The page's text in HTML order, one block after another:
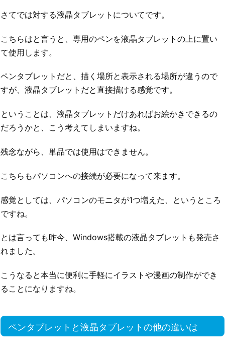
さてでは対する液晶タブレットについてです。
こちらはと言うと、専用のペンを液晶タブレットの上に置い
て使用します。
ペンタブレットだと、描く場所と表示される場所が違うので
すが、液晶タブレットだと直接描ける感覚です。
ということは、液晶タブレットだけあればお絵かきできるの
だろうかと、こう考えてしまいますね。
残念ながら、単品では使用はできません。
こちらもパソコンへの接続が必要になって来ます。
感覚としては、パソコンのモニタが1つ増えた、というところ
ですね。
とは言っても昨今、Windows搭載の液晶タブレットも発売さ
れました。
こうなると本当に便利に手軽にイラストや漫画の制作ができ
ることになりますね。
ペンタブレットと液晶タブレットの他の違いは